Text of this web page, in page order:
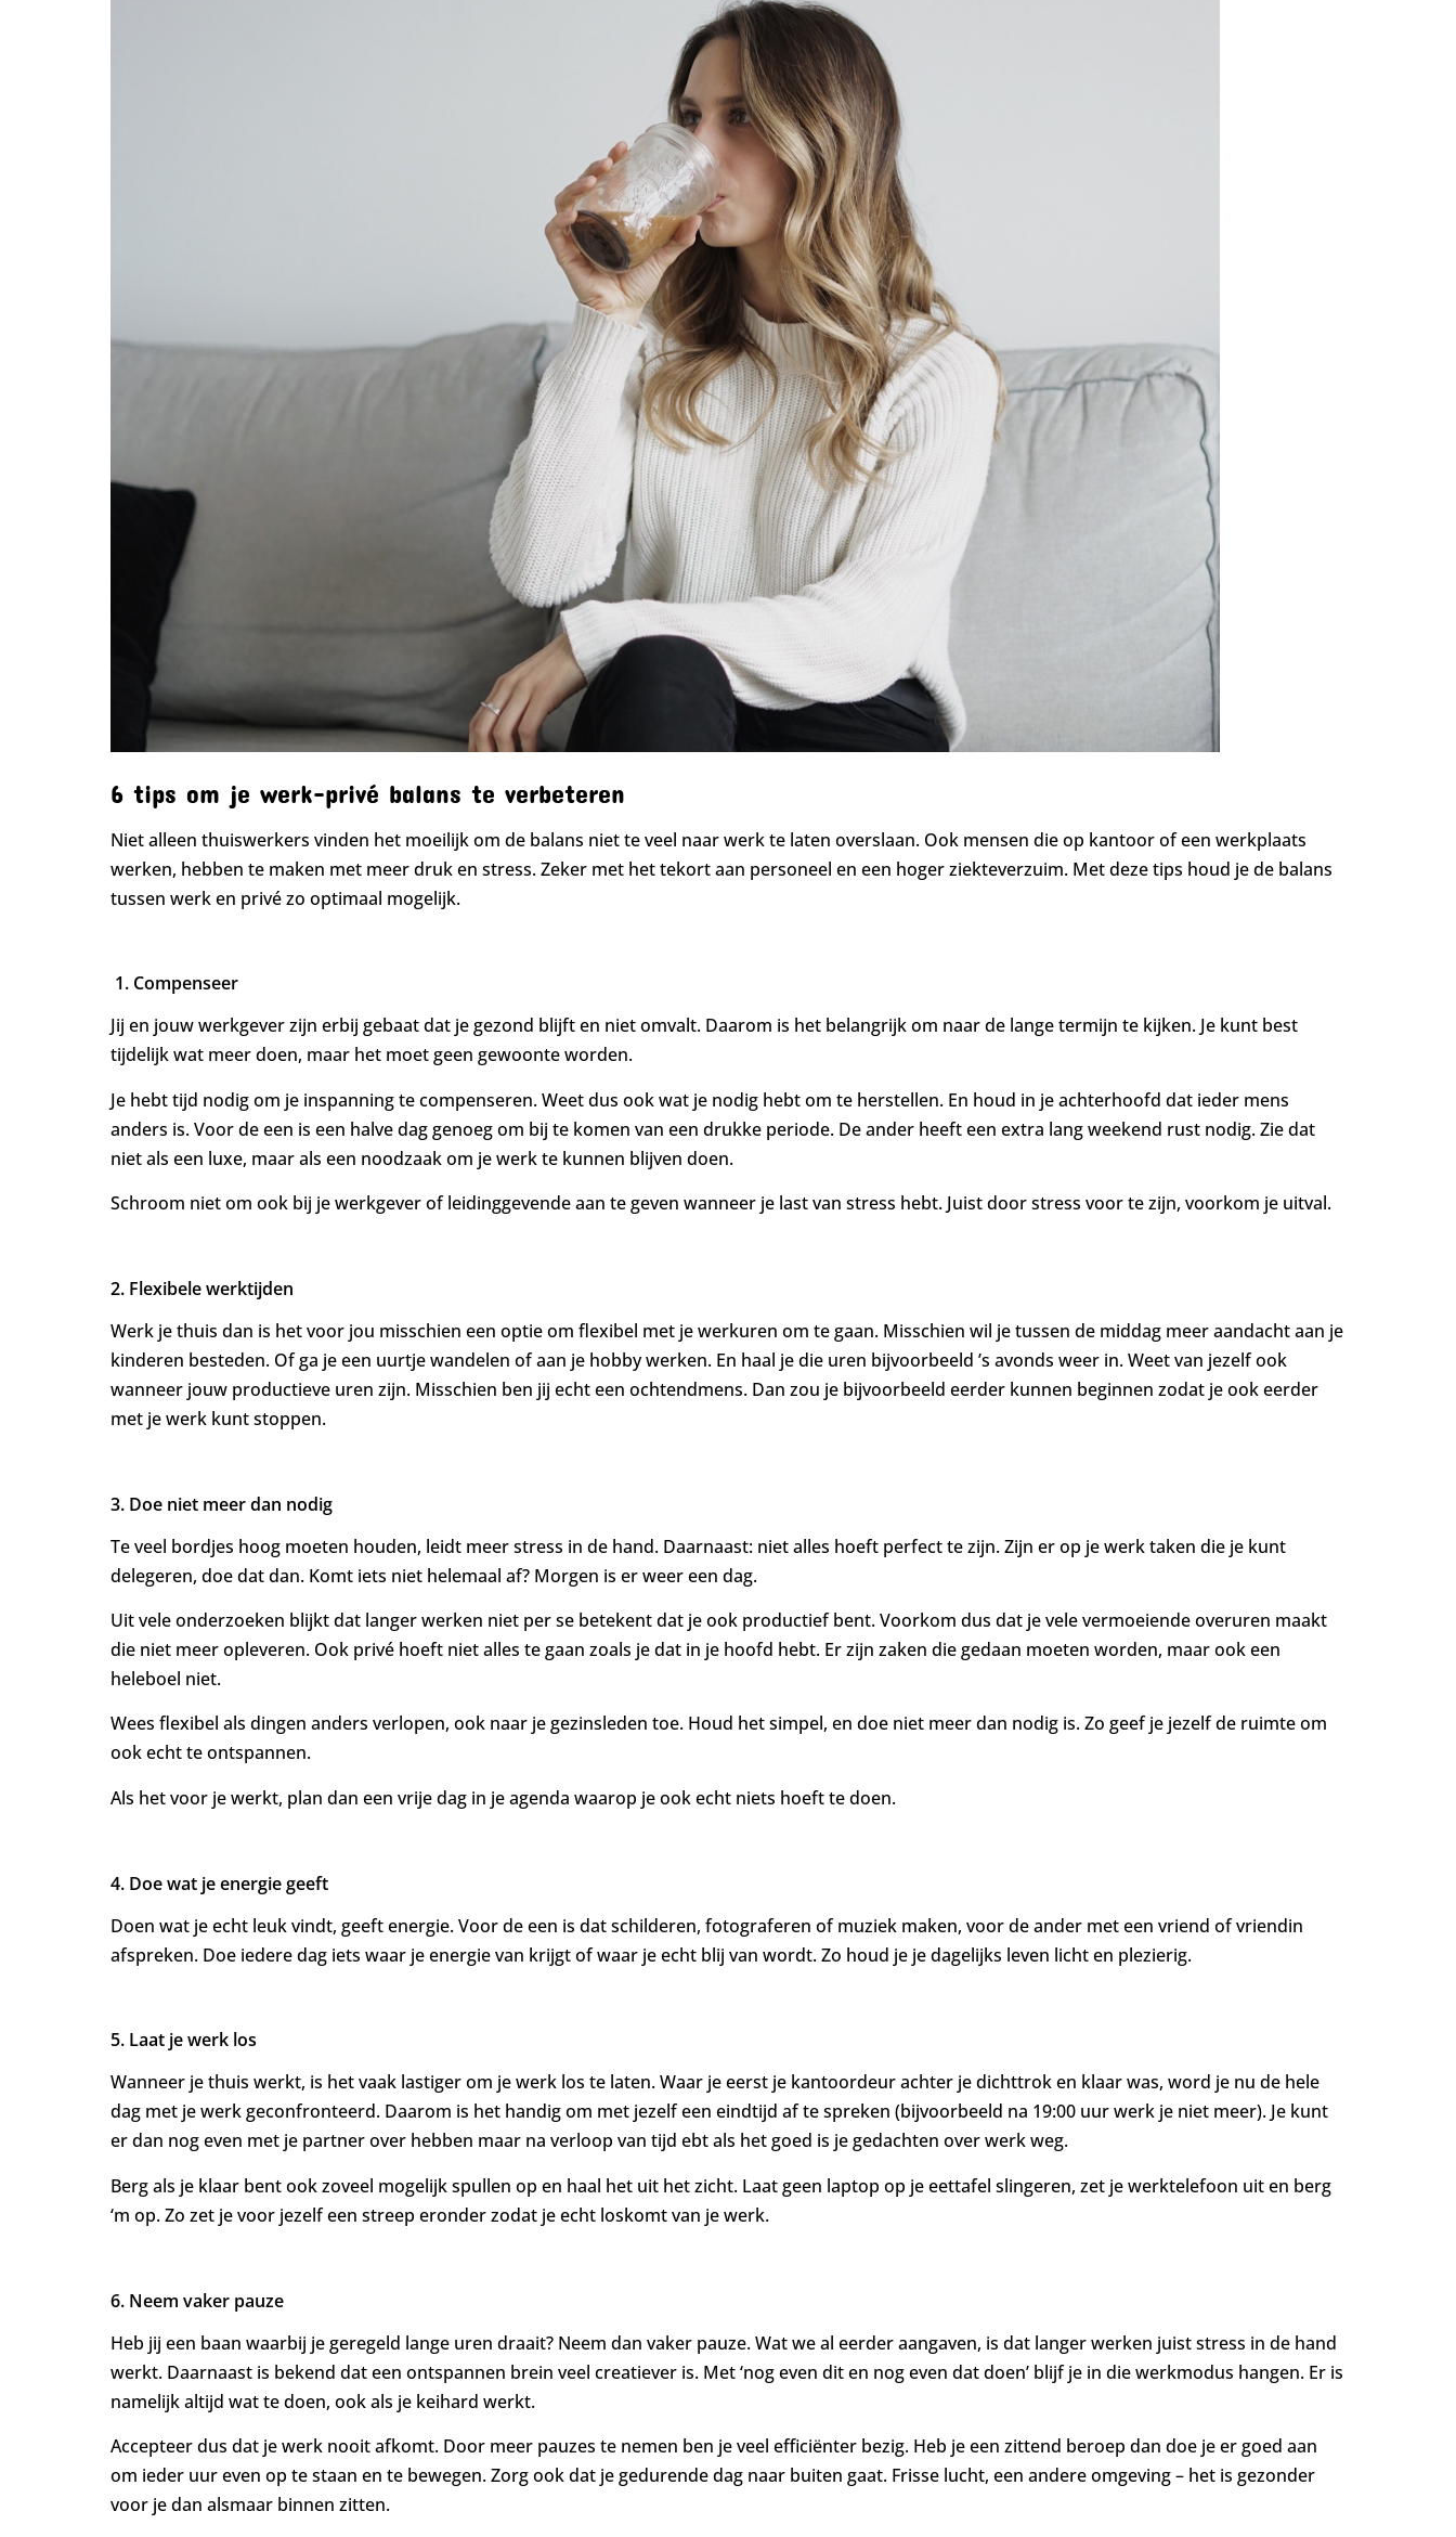
6 tips om je werk-privé balans te verbeteren
Niet alleen thuiswerkers vinden het moeilijk om de balans niet te veel naar werk te laten overslaan. Ook mensen die op kantoor of een werkplaats
werken, hebben te maken met meer druk en stress. Zeker met het tekort aan personeel en een hoger ziekteverzuim. Met deze tips houd je de balans
tussen werk en privé zo optimaal mogelijk.
1. Compenseer
Jij en jouw werkgever zijn erbij gebaat dat je gezond blijft en niet omvalt. Daarom is het belangrijk om naar de lange termijn te kijken. Je kunt best
tijdelijk wat meer doen, maar het moet geen gewoonte worden.
Je hebt tijd nodig om je inspanning te compenseren. Weet dus ook wat je nodig hebt om te herstellen. En houd in je achterhoofd dat ieder mens
anders is. Voor de een is een halve dag genoeg om bij te komen van een drukke periode. De ander heeft een extra lang weekend rust nodig. Zie dat
niet als een luxe, maar als een noodzaak om je werk te kunnen blijven doen.
Schroom niet om ook bij je werkgever of leidinggevende aan te geven wanneer je last van stress hebt. Juist door stress voor te zijn, voorkom je uitval.
2. Flexibele werktijden
Werk je thuis dan is het voor jou misschien een optie om flexibel met je werkuren om te gaan. Misschien wil je tussen de middag meer aandacht aan je
kinderen besteden. Of ga je een uurtje wandelen of aan je hobby werken. En haal je die uren bijvoorbeeld ’s avonds weer in. Weet van jezelf ook
wanneer jouw productieve uren zijn. Misschien ben jij echt een ochtendmens. Dan zou je bijvoorbeeld eerder kunnen beginnen zodat je ook eerder
met je werk kunt stoppen.
3. Doe niet meer dan nodig
Te veel bordjes hoog moeten houden, leidt meer stress in de hand. Daarnaast: niet alles hoeft perfect te zijn. Zijn er op je werk taken die je kunt
delegeren, doe dat dan. Komt iets niet helemaal af? Morgen is er weer een dag.
Uit vele onderzoeken blijkt dat langer werken niet per se betekent dat je ook productief bent. Voorkom dus dat je vele vermoeiende overuren maakt
die niet meer opleveren. Ook privé hoeft niet alles te gaan zoals je dat in je hoofd hebt. Er zijn zaken die gedaan moeten worden, maar ook een
heleboel niet.
Wees flexibel als dingen anders verlopen, ook naar je gezinsleden toe. Houd het simpel, en doe niet meer dan nodig is. Zo geef je jezelf de ruimte om
ook echt te ontspannen.
Als het voor je werkt, plan dan een vrije dag in je agenda waarop je ook echt niets hoeft te doen.
4. Doe wat je energie geeft
Doen wat je echt leuk vindt, geeft energie. Voor de een is dat schilderen, fotograferen of muziek maken, voor de ander met een vriend of vriendin
afspreken. Doe iedere dag iets waar je energie van krijgt of waar je echt blij van wordt. Zo houd je je dagelijks leven licht en plezierig.
5. Laat je werk los
Wanneer je thuis werkt, is het vaak lastiger om je werk los te laten. Waar je eerst je kantoordeur achter je dichttrok en klaar was, word je nu de hele
dag met je werk geconfronteerd. Daarom is het handig om met jezelf een eindtijd af te spreken (bijvoorbeeld na 19:00 uur werk je niet meer). Je kunt
er dan nog even met je partner over hebben maar na verloop van tijd ebt als het goed is je gedachten over werk weg.
Berg als je klaar bent ook zoveel mogelijk spullen op en haal het uit het zicht. Laat geen laptop op je eettafel slingeren, zet je werktelefoon uit en berg
‘m op. Zo zet je voor jezelf een streep eronder zodat je echt loskomt van je werk.
6. Neem vaker pauze
Heb jij een baan waarbij je geregeld lange uren draait? Neem dan vaker pauze. Wat we al eerder aangaven, is dat langer werken juist stress in de hand
werkt. Daarnaast is bekend dat een ontspannen brein veel creatiever is. Met ‘nog even dit en nog even dat doen’ blijf je in die werkmodus hangen. Er is
namelijk altijd wat te doen, ook als je keihard werkt.
Accepteer dus dat je werk nooit afkomt. Door meer pauzes te nemen ben je veel efficiënter bezig. Heb je een zittend beroep dan doe je er goed aan
om ieder uur even op te staan en te bewegen. Zorg ook dat je gedurende dag naar buiten gaat. Frisse lucht, een andere omgeving – het is gezonder
voor je dan alsmaar binnen zitten.